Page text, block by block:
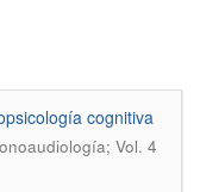
cognitiva
Vol. 4